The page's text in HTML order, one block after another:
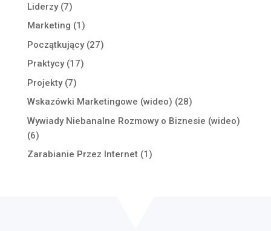
Liderzy(7)
Marketing (1)
Początkujący(27)
Praktycy(17)
Projekty(7)
Wskazówki Marketingowe (wideo) (28)
Wywiady Niebanalne Rozmowy o Biznesie (wideo)
(6)
Zarabianie Przez Internet(1)